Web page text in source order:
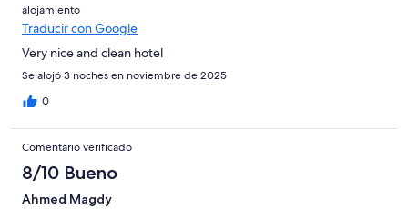
alojamiento
Traducir con Google
Very nice and clean hotel
Se alojó 3 noches en noviembre de 2025
0
Comentario verificado
8/10 Bueno
Ahmed Magdy